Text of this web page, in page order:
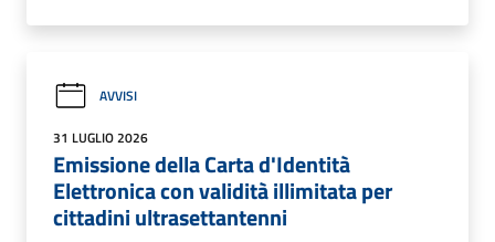
AVVISI
31 LUGLIO 2026
Emissione della Carta d'Identità
Elettronica con validità illimitata per
cittadini ultrasettantenni